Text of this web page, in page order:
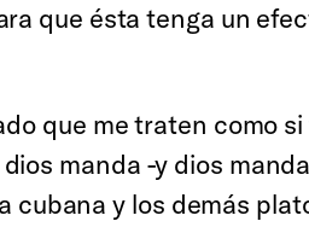
que ésta tenga un
que me traten como
manda -y dios
y los demás